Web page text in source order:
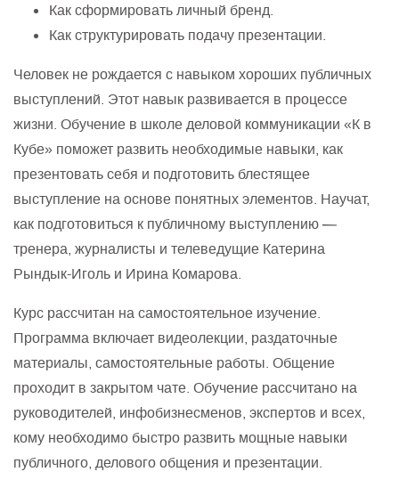
Как сформировать личный бренд.
Как структурировать подачу презентации.
Человек не рождается с навыком хороших публичных
выступлений. Этот навык развивается в процессе
жизни. Обучение в школе деловой коммуникации «К в
Кубе» поможет развить необходимые навыки, как
презентовать себя и подготовить блестящее
выступление на основе понятных элементов. Научат,
как подготовиться к публичному выступлению —
тренера, журналисты и телеведущие Катерина
Рындык-Иголь и Ирина Комарова.
Курс рассчитан на самостоятельное изучение.
Программа включает видеолекции, раздаточные
материалы, самостоятельные работы. Общение
проходит в закрытом чате. Обучение рассчитано на
руководителей, инфобизнесменов, экспертов и всех,
кому необходимо быстро развить мощные навыки
публичного, делового общения и презентации.